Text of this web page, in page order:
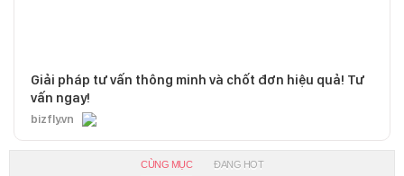
Giải pháp tư vấn thông minh và chốt đơn hiệu quả! Tư
vấn ngay!
bizfly.vn
CÙNG MỤC ĐANG HOT